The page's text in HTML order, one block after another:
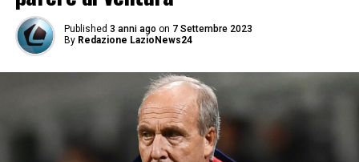
Published 3 anni ago on 7 Settembre 2023
By Redazione LazioNews24